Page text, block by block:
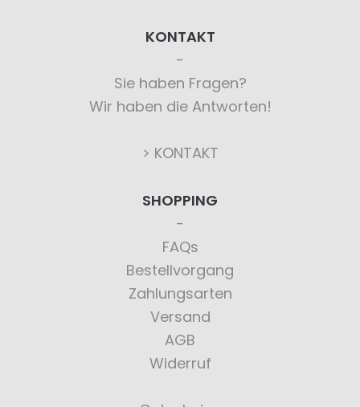
KONTAKT
Sie haben Fragen?
Wir haben die Antworten!
> KONTAKT
SHOPPING
FAQs
Bestellvorgang
Zahlungsarten
Versand
AGB
Widerruf